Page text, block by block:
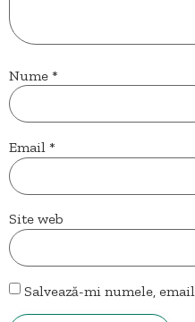
Nume *
Email *
Site web
Salvează-mi numele,